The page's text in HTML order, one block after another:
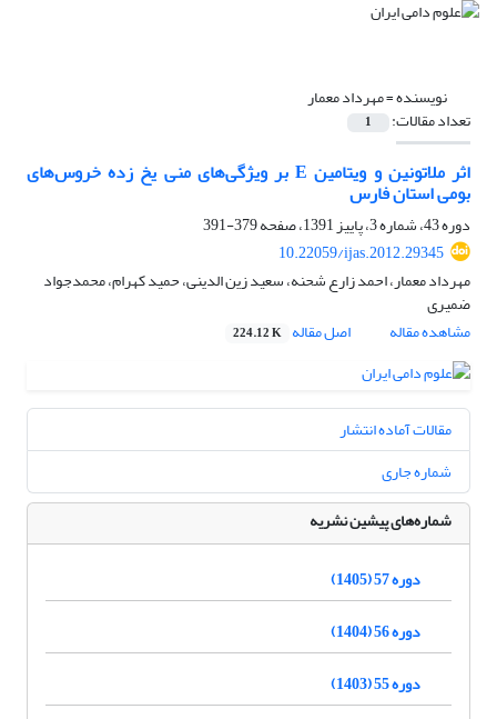
نویسنده =مهرداد معمار
تعداد مقالات: 1
اثر ملاتونین و ویتامین E بر ویژگی‌های منی یخ زده خروس‌های
بومی استان فارس
دوره 43، شماره 3، پاییز 1391، صفحه
379-391
10.22059/ijas.2012.29345
مهرداد معمار، احمد زارع شحنه، سعید زین الدینی، حمید کهرام، محمدجواد
ضمیری
مشاهده مقاله
اصل مقاله 224.12 K
مقالات آماده انتشار
شماره جاری
شماره‌های پیشین نشریه
دوره 57 (1405)
دوره 56 (1404)
دوره 55 (1403)